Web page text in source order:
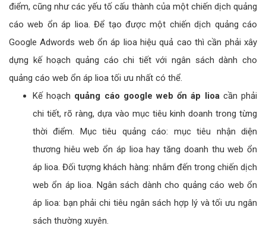
điểm, cũng như các yếu tố cấu thành của một chiến dịch quảng
cáo web ổn áp lioa. Để tạo được một chiến dịch quảng cáo
Google Adwords web ổn áp lioa hiệu quả cao thì cần phải xây
dựng kế hoạch quảng cáo chi tiết với ngân sách dành cho
quảng cáo web ổn áp lioa tối ưu nhất có thể.
Kế hoạch quảng cáo google web ổn áp lioacần phải
chi tiết, rõ ràng, dựa vào mục tiêu kinh doanh trong từng
thời điểm. Mục tiêu quảng cáo: mục tiêu nhận diện
thương hiêu web ổn áp lioa hay tăng doanh thu web ổn
áp lioa. Đối tượng khách hàng: nhắm đến trong chiến dịch
web ổn áp lioa. Ngân sách dành cho quảng cáo web ổn
áp lioa: bạn phải chi tiêu ngân sách hợp lý và tối ưu ngân
sách thường xuyên.